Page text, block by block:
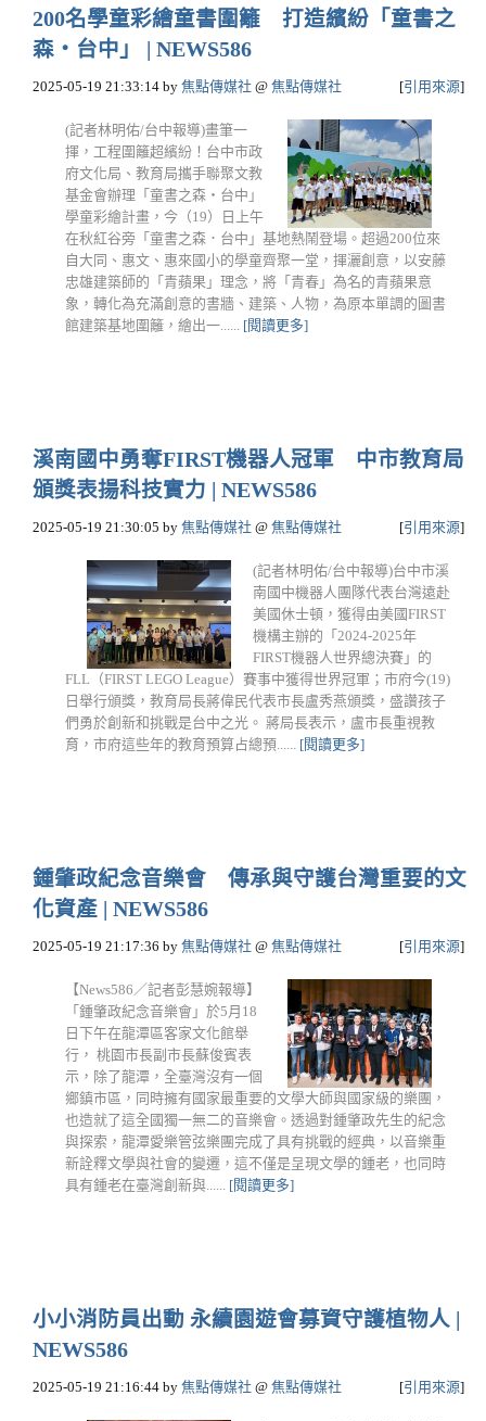
200名學童彩繪童書圍籬 打造繽紛「童書之
森・台中」 | NEWS586
2025-05-19 21:33:14 by 焦點傳媒社 @ 焦點傳媒社 [引用來源]
(記者林明佑/台中報導)畫筆一
揮，工程圍籬超繽紛！台中市政
府文化局、教育局攜手聯聚文教
基金會辦理「童書之森・台中」
學童彩繪計畫，今（19）日上午
在秋紅谷旁「童書之森．台中」基地熱鬧登場。超過200位來
自大同、惠文、惠來國小的學童齊聚一堂，揮灑創意，以安藤
忠雄建築師的「青蘋果」理念，將「青春」為名的青蘋果意
象，轉化為充滿創意的書牆、建築、人物，為原本單調的圖書
館建築基地圍籬，繪出一...... [閱讀更多]
溪南國中勇奪FIRST機器人冠軍 中市教育局
頒獎表揚科技實力 | NEWS586
2025-05-19 21:30:05 by 焦點傳媒社 @ 焦點傳媒社 [引用來源]
(記者林明佑/台中報導)台中市溪
南國中機器人團隊代表台灣遠赴
美國休士頓，獲得由美國FIRST
機構主辦的「2024-2025年
FIRST機器人世界總決賽」的
FLL（FIRST LEGO League）賽事中獲得世界冠軍；市府今(19)
日舉行頒獎，教育局長蔣偉民代表市長盧秀燕頒獎，盛讚孩子
們勇於創新和挑戰是台中之光。 蔣局長表示，盧市長重視教
育，市府這些年的教育預算占總預...... [閱讀更多]
鍾肇政紀念音樂會 傳承與守護台灣重要的文
化資產 | NEWS586
2025-05-19 21:17:36 by 焦點傳媒社 @ 焦點傳媒社 [引用來源]
【News586／記者彭慧婉報導】
「鍾肇政紀念音樂會」於5月18
日下午在龍潭區客家文化館舉
行， 桃園市長副市長蘇俊賓表
示，除了龍潭，全臺灣沒有一個
鄉鎮市區，同時擁有國家最重要的文學大師與國家級的樂團，
也造就了這全國獨一無二的音樂會。透過對鍾肇政先生的紀念
與探索，龍潭愛樂管弦樂團完成了具有挑戰的經典，以音樂重
新詮釋文學與社會的變遷，這不僅是呈現文學的鍾老，也同時
具有鍾老在臺灣創新與...... [閱讀更多]
小小消防員出動 永續園遊會募資守護植物人 |
NEWS586
2025-05-19 21:16:44 by 焦點傳媒社 @ 焦點傳媒社 [引用來源]